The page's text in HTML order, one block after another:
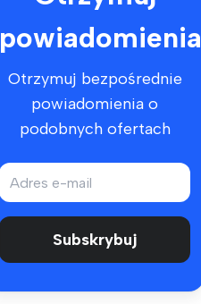
powiadomienia
Otrzymuj bezpośrednie
powiadomienia o
podobnych ofertach
Subskrybuj